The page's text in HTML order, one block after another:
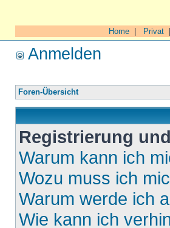
Home Privat
Anmelden
Foren-Übersicht
Registrierung
Warum kann ich
Wozu muss ich
Warum werde ich
Wie kann ich